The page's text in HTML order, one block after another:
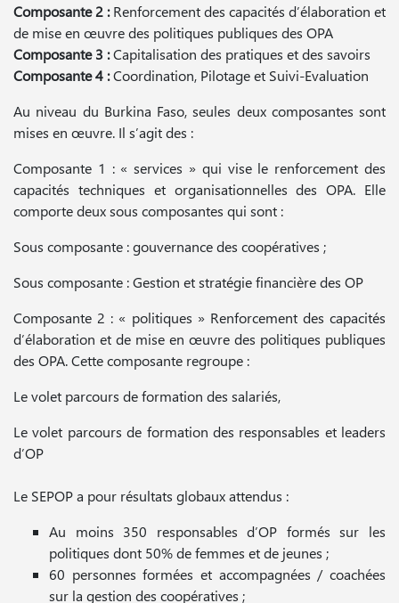
Composante 2 :Renforcement des capacités d’élaboration et
de mise en œuvre des politiques publiques des OPA
Composante 3 :Capitalisation des pratiques et des savoirs
Composante 4 :Coordination, Pilotage et Suivi-Evaluation
Au niveau du Burkina Faso, seules deux composantes sont
mises en œuvre. Il s’agit des :
Composante 1 : « services » qui vise le renforcement des
capacités techniques et organisationnelles des OPA. Elle
comporte deux sous composantes qui sont :
Sous composante : gouvernance des coopératives ;
Sous composante : Gestion et stratégie financière des OP
Composante 2 : « politiques » Renforcement des capacités
d’élaboration et de mise en œuvre des politiques publiques
des OPA. Cette composante regroupe :
Le volet parcours de formation des salariés,
Le volet parcours de formation des responsables et leaders
d’OP
Le SEPOP a pour résultats globaux attendus :
Au moins 350 responsables d’OP formés sur les
politiques dont 50% de femmes et de jeunes ;
60 personnes formées et accompagnées / coachées
sur la gestion des coopératives ;